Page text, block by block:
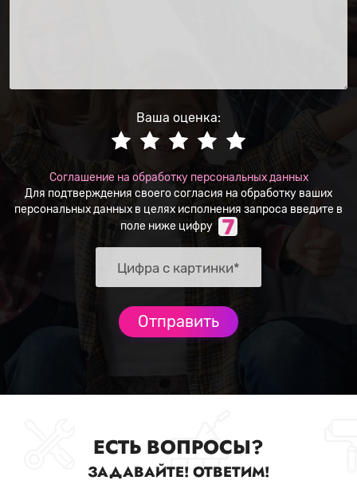
Ваша оценка:
Соглашение на обработку персональных данных
Для подтверждения своего согласия на обработку ваших
персональных данных в целях исполнения запроса введите в
поле ниже цифру
ЕСТЬ ВОПРОСЫ?
ЗАДАВАЙТЕ! ОТВЕТИМ!